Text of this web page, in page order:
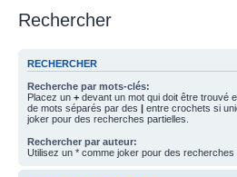
Rechercher
RECHERCHER
Recherche par mots-clés:
Placez un + devant un mot qui doit être trouvé
de mots séparés par des | entre crochets si
joker pour des recherches partielles.
Rechercher par auteur:
Utilisez un * comme joker pour des recherches